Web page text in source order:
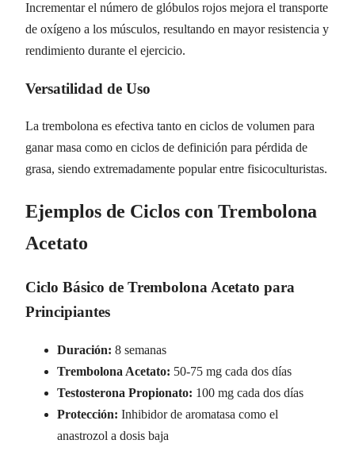
Incrementar el número de glóbulos rojos mejora el transporte
de oxígeno a los músculos, resultando en mayor resistencia y
rendimiento durante el ejercicio.
Versatilidad de Uso
La trembolona es efectiva tanto en ciclos de volumen para
ganar masa como en ciclos de definición para pérdida de
grasa, siendo extremadamente popular entre fisicoculturistas.
Ejemplos de Ciclos con Trembolona
Acetato
Ciclo Básico de Trembolona Acetato para
Principiantes
Duración: 8 semanas
Trembolona Acetato: 50-75 mg cada dos días
Testosterona Propionato: 100 mg cada dos días
Protección: Inhibidor de aromatasa como el
anastrozol a dosis baja